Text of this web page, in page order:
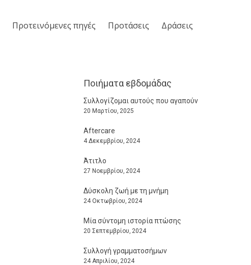
Προτεινόμενες πηγές Προτάσεις Δράσεις
Ποιήματα εβδομάδας
Συλλογίζομαι αυτούς που αγαπούν
20 Μαρτίου, 2025
Aftercare
4 Δεκεμβρίου, 2024
Άτιτλο
27 Νοεμβρίου, 2024
Δύσκολη ζωή με τη μνήμη
24 Οκτωβρίου, 2024
Μία σύντομη ιστορία πτώσης
20 Σεπτεμβρίου, 2024
Συλλογή γραμματοσήμων
24 Απριλίου, 2024